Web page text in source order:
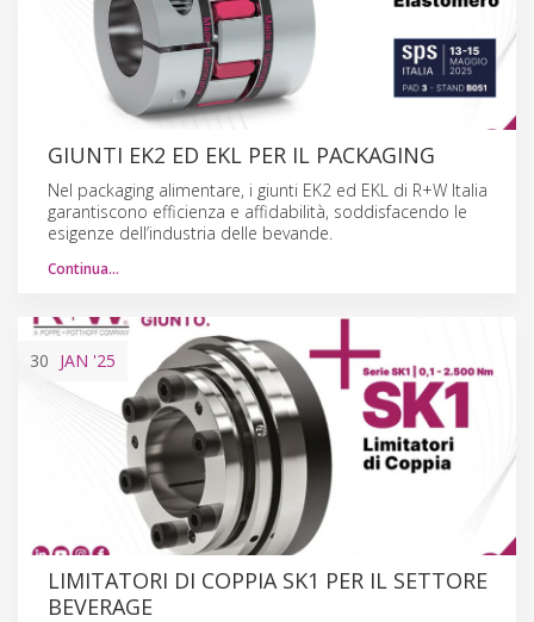
GIUNTI EK2 ED EKL PER IL PACKAGING
Nel packaging alimentare, i giunti EK2 ed EKL di R+W Italia
garantiscono efficienza e affidabilità, soddisfacendo le
esigenze dell’industria delle bevande.
Continua…
30 JAN '25
LIMITATORI DI COPPIA SK1 PER IL SETTORE
BEVERAGE